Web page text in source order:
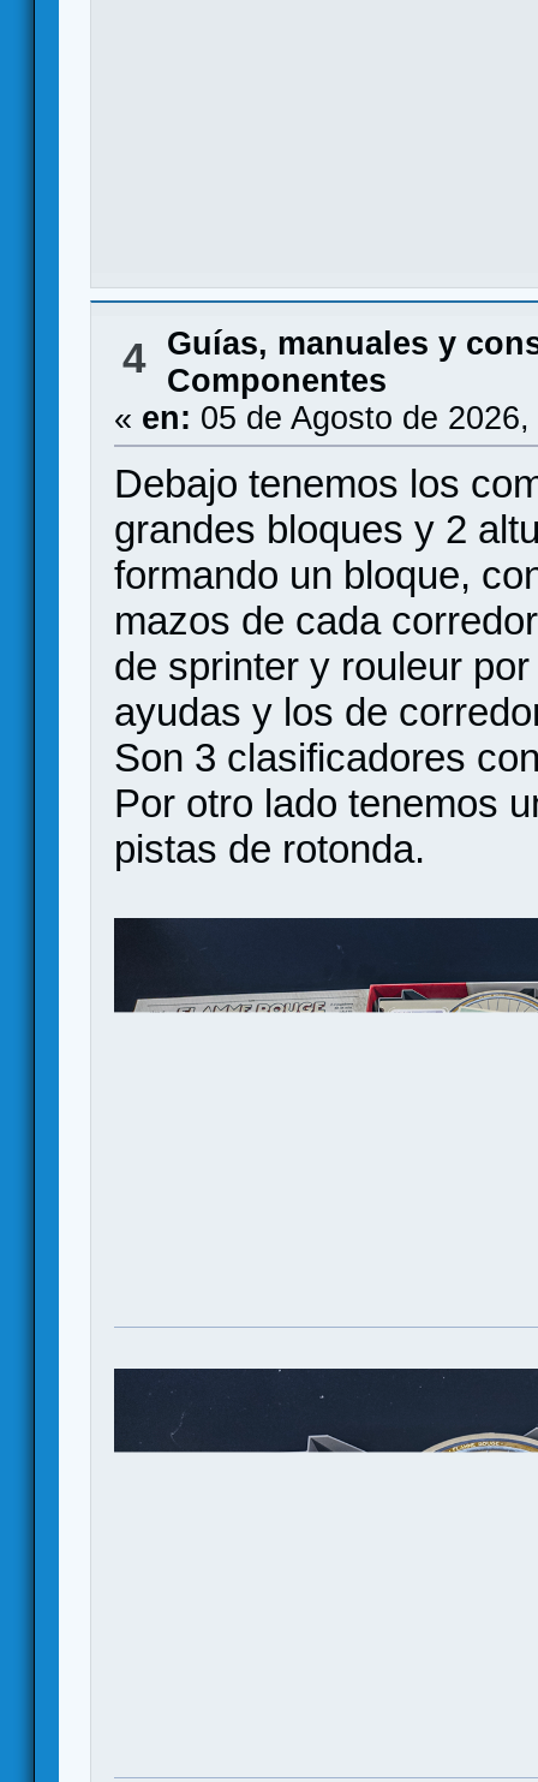
4
Guías, manuales y
Componentes
« en: 05 de Agosto de
Debajo tenemos los
grandes bloques y 2
formando un bloque,
mazos de cada
de sprinter y rouleur
ayudas y los de
Son 3 clasificadores
Por otro lado tenemos
pistas de rotonda.